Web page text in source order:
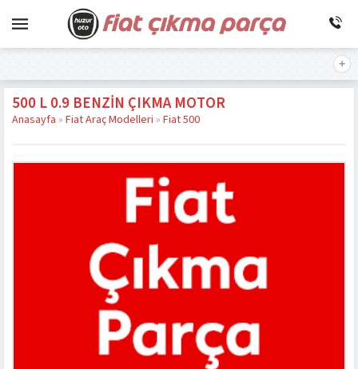
500 L 0.9 BENZIN ÇIKMA MOTOR
Anasayfa » Fiat Araç Modelleri » Fiat 500